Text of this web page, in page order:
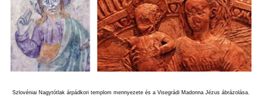
Szlovéniai Nagytótlak árpádkori templom mennyezete és a Visegrádi Madonna Jézus ábrázolása.